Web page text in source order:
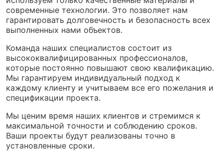
современные технологии. Это позволяет нам
гарантировать долговечность и безопасность всех
выполненных нами объектов.
Команда наших специалистов состоит из
высококвалифицированных профессионалов,
которые постоянно повышают свою квалификацию.
Мы гарантируем индивидуальный подход к
каждому клиенту и учитываем все его пожелания и
спецификации проекта.
Мы ценим время наших клиентов и стремимся к
максимальной точности и соблюдению сроков.
Ваши проекты будут реализованы точно в
установленные сроки.